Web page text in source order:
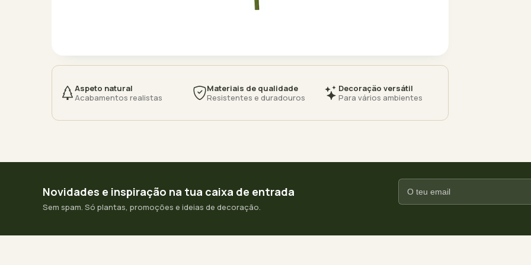
Aspeto natural
Acabamentos realistas
Materiais de qualidade
Resistentes e duradouros
Decoração versátil
Para vários ambientes
Novidades e inspiração na tua caixa de entrada
Sem spam. Só plantas, promoções e ideias de decoração.